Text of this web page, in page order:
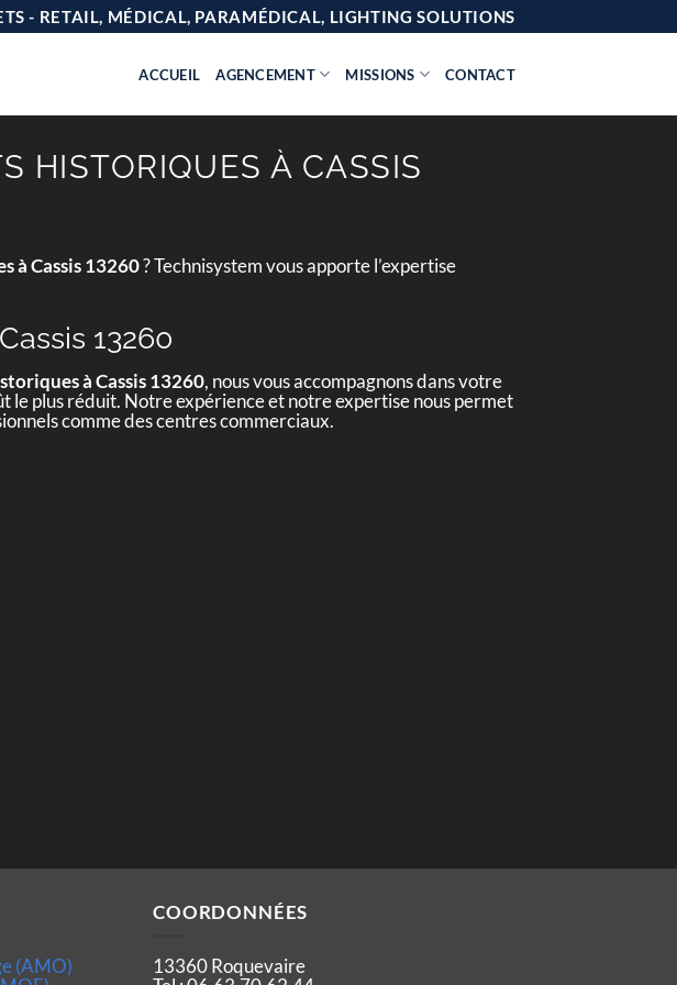
- RETAIL, MÉDICAL, PARAMÉDICAL, LIGHTING SOLUTIONS
ACCUEIL AGENCEMENT MISSIONS CONTACT
HISTORIQUES À CASSIS
à Cassis 13260? Technisystem vous apporte l’expertise
13260
à Cassis 13260, nous vous accompagnons dans votre
le plus réduit. Notre expérience et notre expertise nous permet
comme des centres commerciaux.
(AMO)
COORDONNÉES
13360 Roquevaire